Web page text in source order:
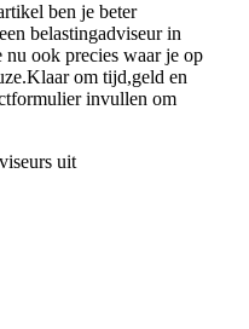
ben je beter
belastingadviseur in
ook precies waar je op
om tijd,geld en
invullen om
uit